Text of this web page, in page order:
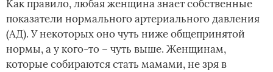
Как правило, любая женщина знает собственные
показатели нормального артериального давления
(АД). У некоторых оно чуть ниже общепринятой
нормы, а у кого-то – чуть выше. Женщинам,
которые собираются стать мамами, не зря в